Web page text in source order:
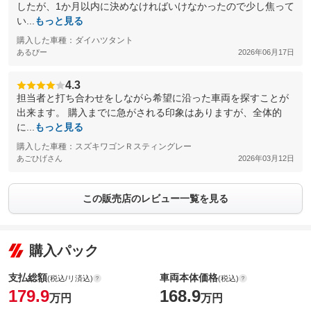
したが、1か月以内に決めなければいけなかったので少し焦って
い...
もっと見る
購入した車種：ダイハツタント
あるぴー 2026年06月17日
4.3
担当者と打ち合わせをしながら希望に沿った車両を探すことが
出来ます。 購入までに急がされる印象はありますが、全体的
に...
もっと見る
購入した車種：スズキワゴンＲスティングレー
あごひげさん 2026年03月12日
この販売店のレビュー一覧を見る
購入パック
支払総額(税込/リ済込)
179.9万円
車両本体価格(税込)
168.9万円